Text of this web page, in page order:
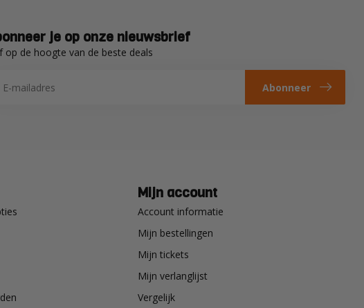
je op onze nieuwsbrief
op de hoogte van de beste deals
Abonneer
Mijn account
Account informatie
Mijn bestellingen
Mijn tickets
Mijn verlanglijst
Vergelijk